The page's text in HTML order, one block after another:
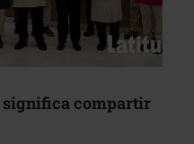
significa compartir